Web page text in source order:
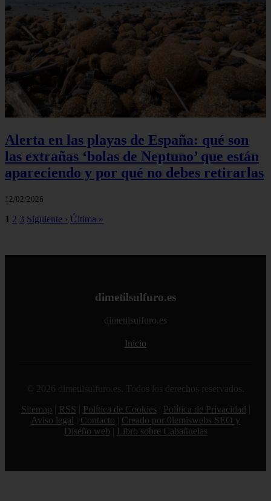
Alerta en las playas de España: qué son
las extrañas ‘bolas de Neptuno’ que están
apareciendo y por qué no debes retirarlas
12/02/2026
1 2 3 Siguiente › Última »
dimetilsulfuro.es
dimetilsulfuro.es
Inicio
© 2026 dimetilsulfuro.es. Todos los derechos reservados.
Sitemap
RSS Política de Cookies Política de Privacidad
Aviso legal
Contacto
Creado por 0lemiswebs SEO y
Diseño web
Libro sobre Cabañuelas